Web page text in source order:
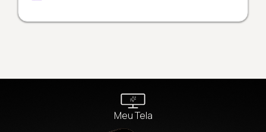
Meu Tela